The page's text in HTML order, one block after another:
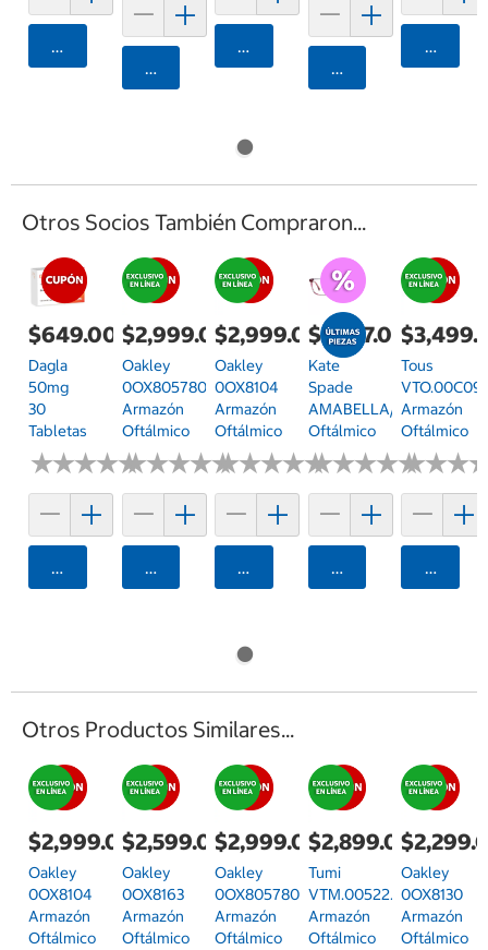
Agregar
Agregar
Agregar
Agregar
Otros Socios También Compraron...
$649.00
Dagla
50mg
30
Tabletas
★★★★★
★★★★★
Agregar
$2,999.00
Oakley
0OX805780570356
Armazón
Oftálmico
★★★★★
★★★★★
Agregar
$2,999.00
Oakley
0OX8104
Armazón
Oftálmico
★★★★★
★★★★★
Agregar
$2,797.00
Kate
Spade
AMABELLA/GArmazón
Oftálmico
★★★★★
★★★★★
Agregar
Tous
Armazón
Oftálmico
★★★
★★★
Otros Productos Similares...
$2,999.00
Oakley
0OX8104
Armazón
Oftálmico
$2,599.00
Oakley
0OX8163
Armazón
Oftálmico
$2,999.00
Oakley
0OX805780570356
Armazón
Oftálmico
$2,899.00
Tumi
VTM.00522.06LB.50
Armazón
Oftálmico
Oakley
0OX8130
Armazón
Oftálmico